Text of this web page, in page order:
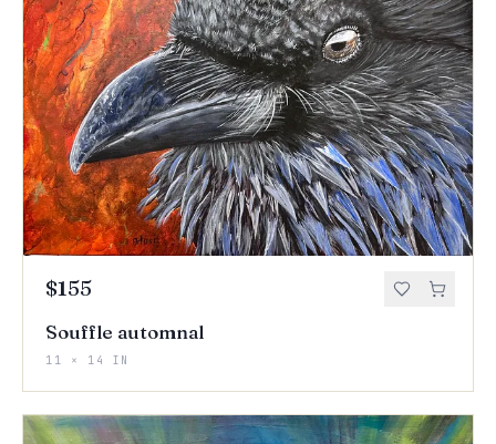
$155
Souffle automnal
11 × 14 IN